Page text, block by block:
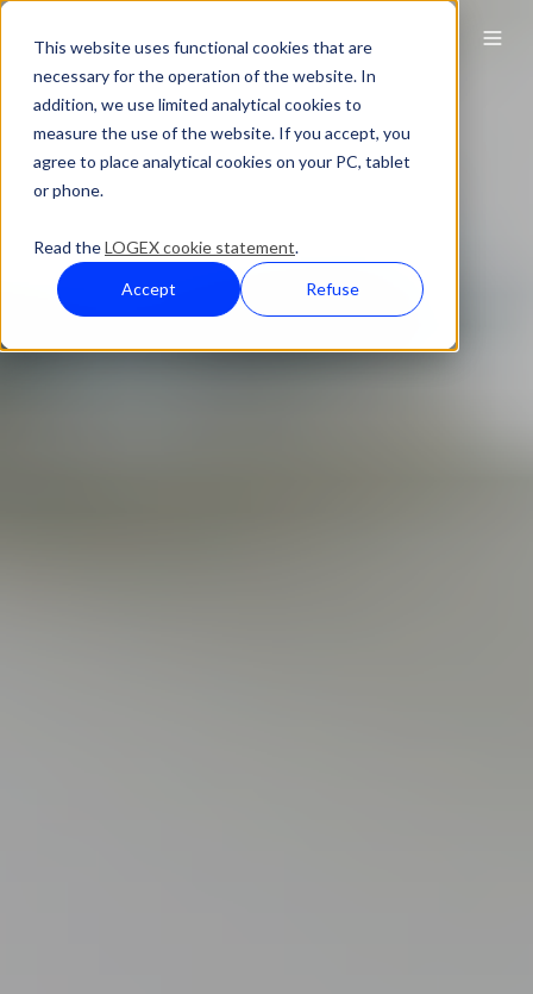
This website uses functional cookies that are
necessary for the operation of the website. In
addition, we use limited analytical cookies to
measure the use of the website. If you accept, you
agree to place analytical cookies on your PC, tablet
or phone.
Read theLOGEX cookie statement.
Accept Refuse